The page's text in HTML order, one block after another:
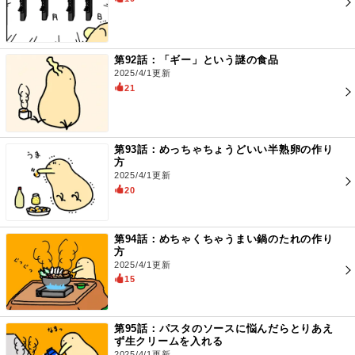
第92話：「ギー」という謎の食品
2025/4/1更新
21
第93話：めっちゃちょうどいい半熟卵の作り
方
2025/4/1更新
20
第94話：めちゃくちゃうまい鍋のたれの作り
方
2025/4/1更新
15
第95話：パスタのソースに悩んだらとりあえ
ず生クリームを入れる